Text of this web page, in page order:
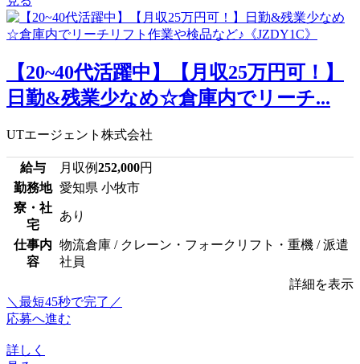
【20~40代活躍中】【月収25万円可！】
日勤&残業少なめ☆倉庫内でリーチ...
UTエージェント株式会社
給与 月収例252,000円
勤務地 愛知県 小牧市
寮・社
宅
あり
仕事内
容
物流倉庫 / クレーン・フォークリフト・重機 / 派遣
社員
詳細を表示
＼最短45秒で完了／
応募へ進む
詳しく